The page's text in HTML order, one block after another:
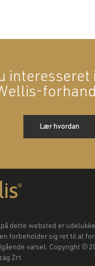
interesseret
Lær hvordan
dette websted er
forbeholder sig ret til at
varsel. Copyright ©
Zrt.